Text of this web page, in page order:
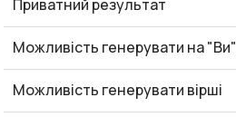
Приватний результат
Можливість генерувати на "Ви"
Можливість генерувати вірші